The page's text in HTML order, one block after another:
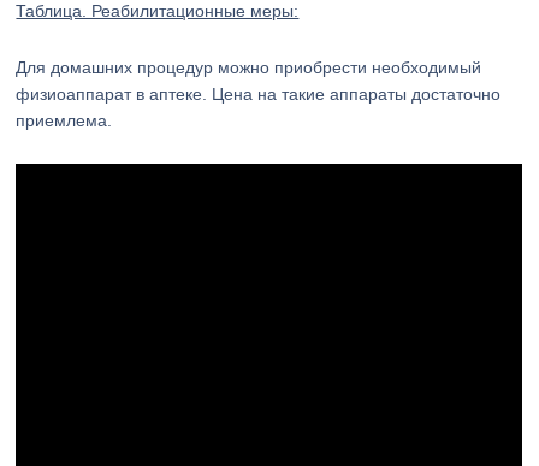
Таблица. Реабилитационные меры:
Для домашних процедур можно приобрести необходимый
физиоаппарат в аптеке. Цена на такие аппараты достаточно
приемлема.